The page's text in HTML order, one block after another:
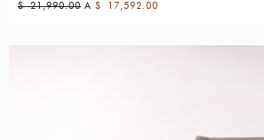
$21,990.00 A $ 17,592.00